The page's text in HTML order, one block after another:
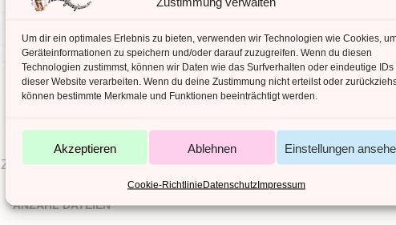
Um dir ein optimales Erlebnis zu bieten, verwenden wir Technologien wie Cookies,
Geräteinformationen zu speichern und/oder darauf zuzugreifen. Wenn du diesen
Technologien zustimmst, können wir Daten wie das Surfverhalten oder eindeutige IDs
dieser Website verarbeiten. Wenn du deine Zustimmung nicht erteilst oder
können bestimmte Merkmale und Funktionen beeinträchtigt werden.
Akzeptieren Ablehnen Einstellungen
Cookie-RichtlinieDatenschutzImpressum
Zusätzliche Informationen
ANZAHL DATEIEN